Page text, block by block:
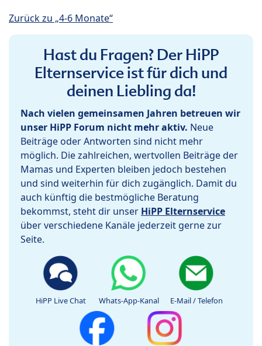
Zurück zu „4-6 Monate“
Hast du Fragen? Der HiPP
Elternservice ist für dich und
deinen Liebling da!
Nach vielen gemeinsamen Jahren betreuen wir
unser HiPP Forum nicht mehr aktiv. Neue
Beiträge oder Antworten sind nicht mehr
möglich. Die zahlreichen, wertvollen Beiträge der
Mamas und Experten bleiben jedoch bestehen
und sind weiterhin für dich zugänglich. Damit du
auch künftig die bestmögliche Beratung
bekommst, steht dir unser HiPP Elternservice
über verschiedene Kanäle jederzeit gerne zur
Seite.
HiPP Live Chat Whats-App-Kanal E-Mail / Telefon